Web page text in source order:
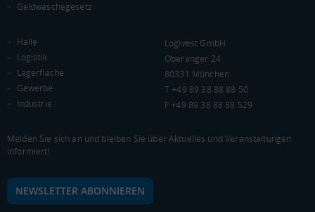
KAUFKRAFT - EURO PRO KOPF
Landkreis / Kreisfreie Stadt
Bundesland
Deutschland
WIRTSCHAFTSKRAFT
(LANDKREIS / KREISFREIE STADT)
Geldwäschegesetz
Halle
Logistik
Lagerfläche
Gewerbe
Industrie
Logivest GmbH
Oberanger 24
80331 München
T +49 89 38 88 88 50
F +49 89 38 88 88 529
Melden Sie sich an und bleiben Sie über Aktuelles und Veranstaltungen
informiert!
NEWSLETTER ABONNIEREN